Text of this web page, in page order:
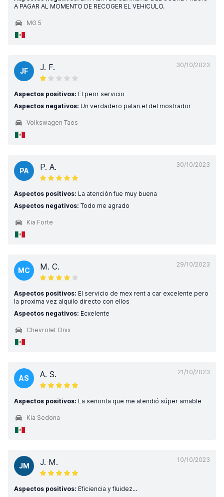
A PAGAR AL MOMENTO DE RECOGER EL VEHICULO.
MG 5
30/10/2023
JF J. F.
Aspectos positivos: El peor servicio
Aspectos negativos: Un verdadero patan el del mostrador
Volkswagen Taos
30/10/2023
PA P. A.
Aspectos positivos: La atención fue muy buena
Aspectos negativos: Todo me agrado
Kia Forte
29/10/2023
MC M. C.
Aspectos positivos: El servicio de mex rent a car excelente pero
la proxima vez alquilo directo con ellos
Aspectos negativos: Ecxelente
Chevrolet Onix
21/10/2023
AS A. S.
Aspectos positivos: La señorita que me atendió súper amable
Kia Sedona
10/10/2023
JM J. M.
Aspectos positivos: Eficiencia y fluidez...